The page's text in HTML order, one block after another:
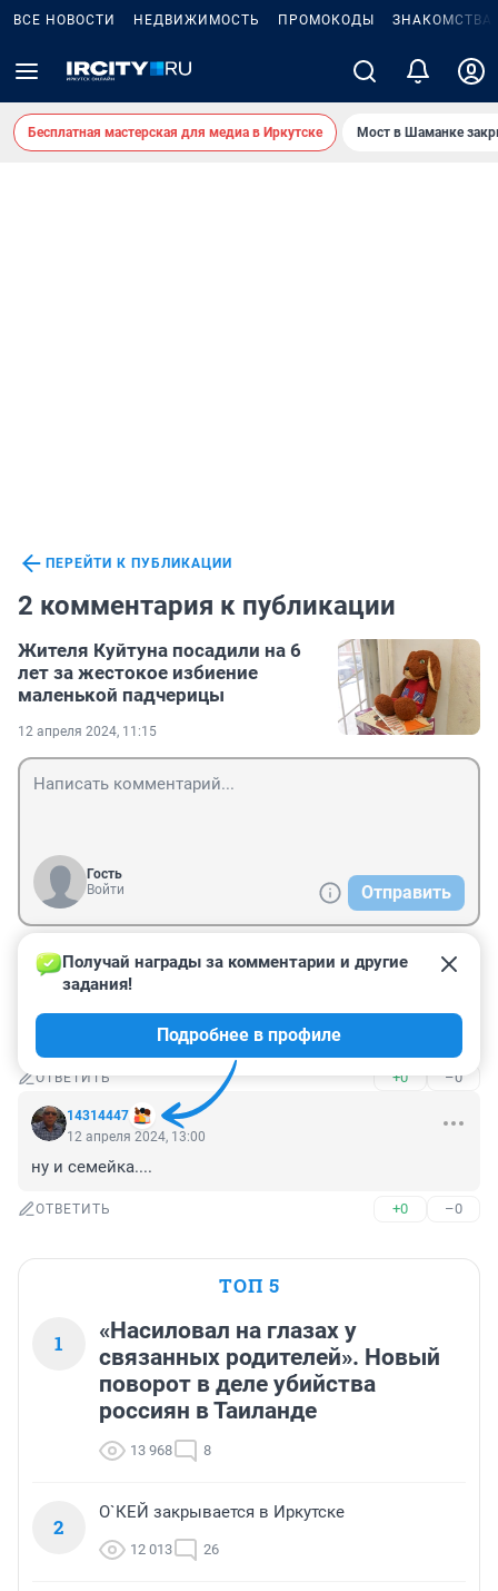
ВСЕ НОВОСТИ НЕДВИЖИМОСТЬ ПРОМОКОДЫ ЗНАКОМСТВА
Бесплатная мастерская для медиа в Иркутске Мост в Шаманке
ПЕРЕЙТИ К ПУБЛИКАЦИИ
2 комментария к публикации
Жителя Куйтуна посадили на 6
лет за жестокое избиение
маленькой падчерицы
12 апреля 2024, 11:15
Гость
Войти
Отправить
Гость
4 мая 2024, 11:25
Россия БЕЗАКОНИЯ . Навидите порядок в стране !
ОТВЕТИТЬ +0 –0
14314447
Получай награды за комментарии и другие
задания!
Подробнее в профиле
12 апреля 2024, 13:00
ну и семейка....
ОТВЕТИТЬ +0 –0
ТОП 5
1
«Насиловал на глазах у
связанных родителей». Новый
поворот в деле убийства
россиян в Таиланде
13 968 8
2
О`КЕЙ закрывается в Иркутске
12 013 26